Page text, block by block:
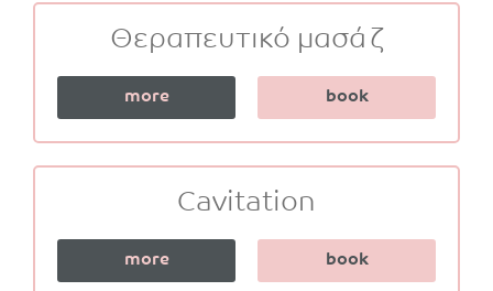
Θεραπευτικό μασάζ
more book
Cavitation
more book